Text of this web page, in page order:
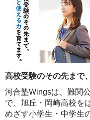
高校受験のその先まで
河合塾Wingsは、難関
で、旭丘・岡崎高校を
めざす小学生・中学生